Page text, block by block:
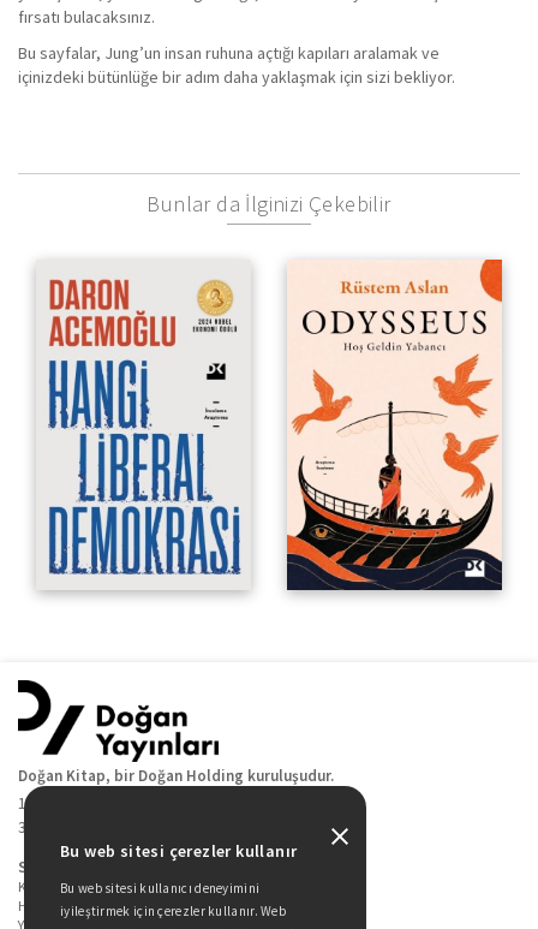
fırsatı bulacaksınız.
Bu sayfalar, Jung’un insan ruhuna açtığı kapıları aralamak ve
içinizdeki bütünlüğe bir adım daha yaklaşmak için sizi bekliyor.
Bunlar da İlginizi Çekebilir
Hoş Geldin Yabancı
Doğan Kitap, bir Doğan Holding kuruluşudur.
19 Mayıs Cad. Golden Plaza No:1 Kat:10
34360 / Şişli / İstanbul
Sitede Yer Alan Sayfalar
Kitaplarımız
Hakkımızda
Yazarlarımız
Bu web sitesi çerezler kullanır
Bu web sitesi kullanıcı deneyimini
iyileştirmek için çerezler kullanır. Web